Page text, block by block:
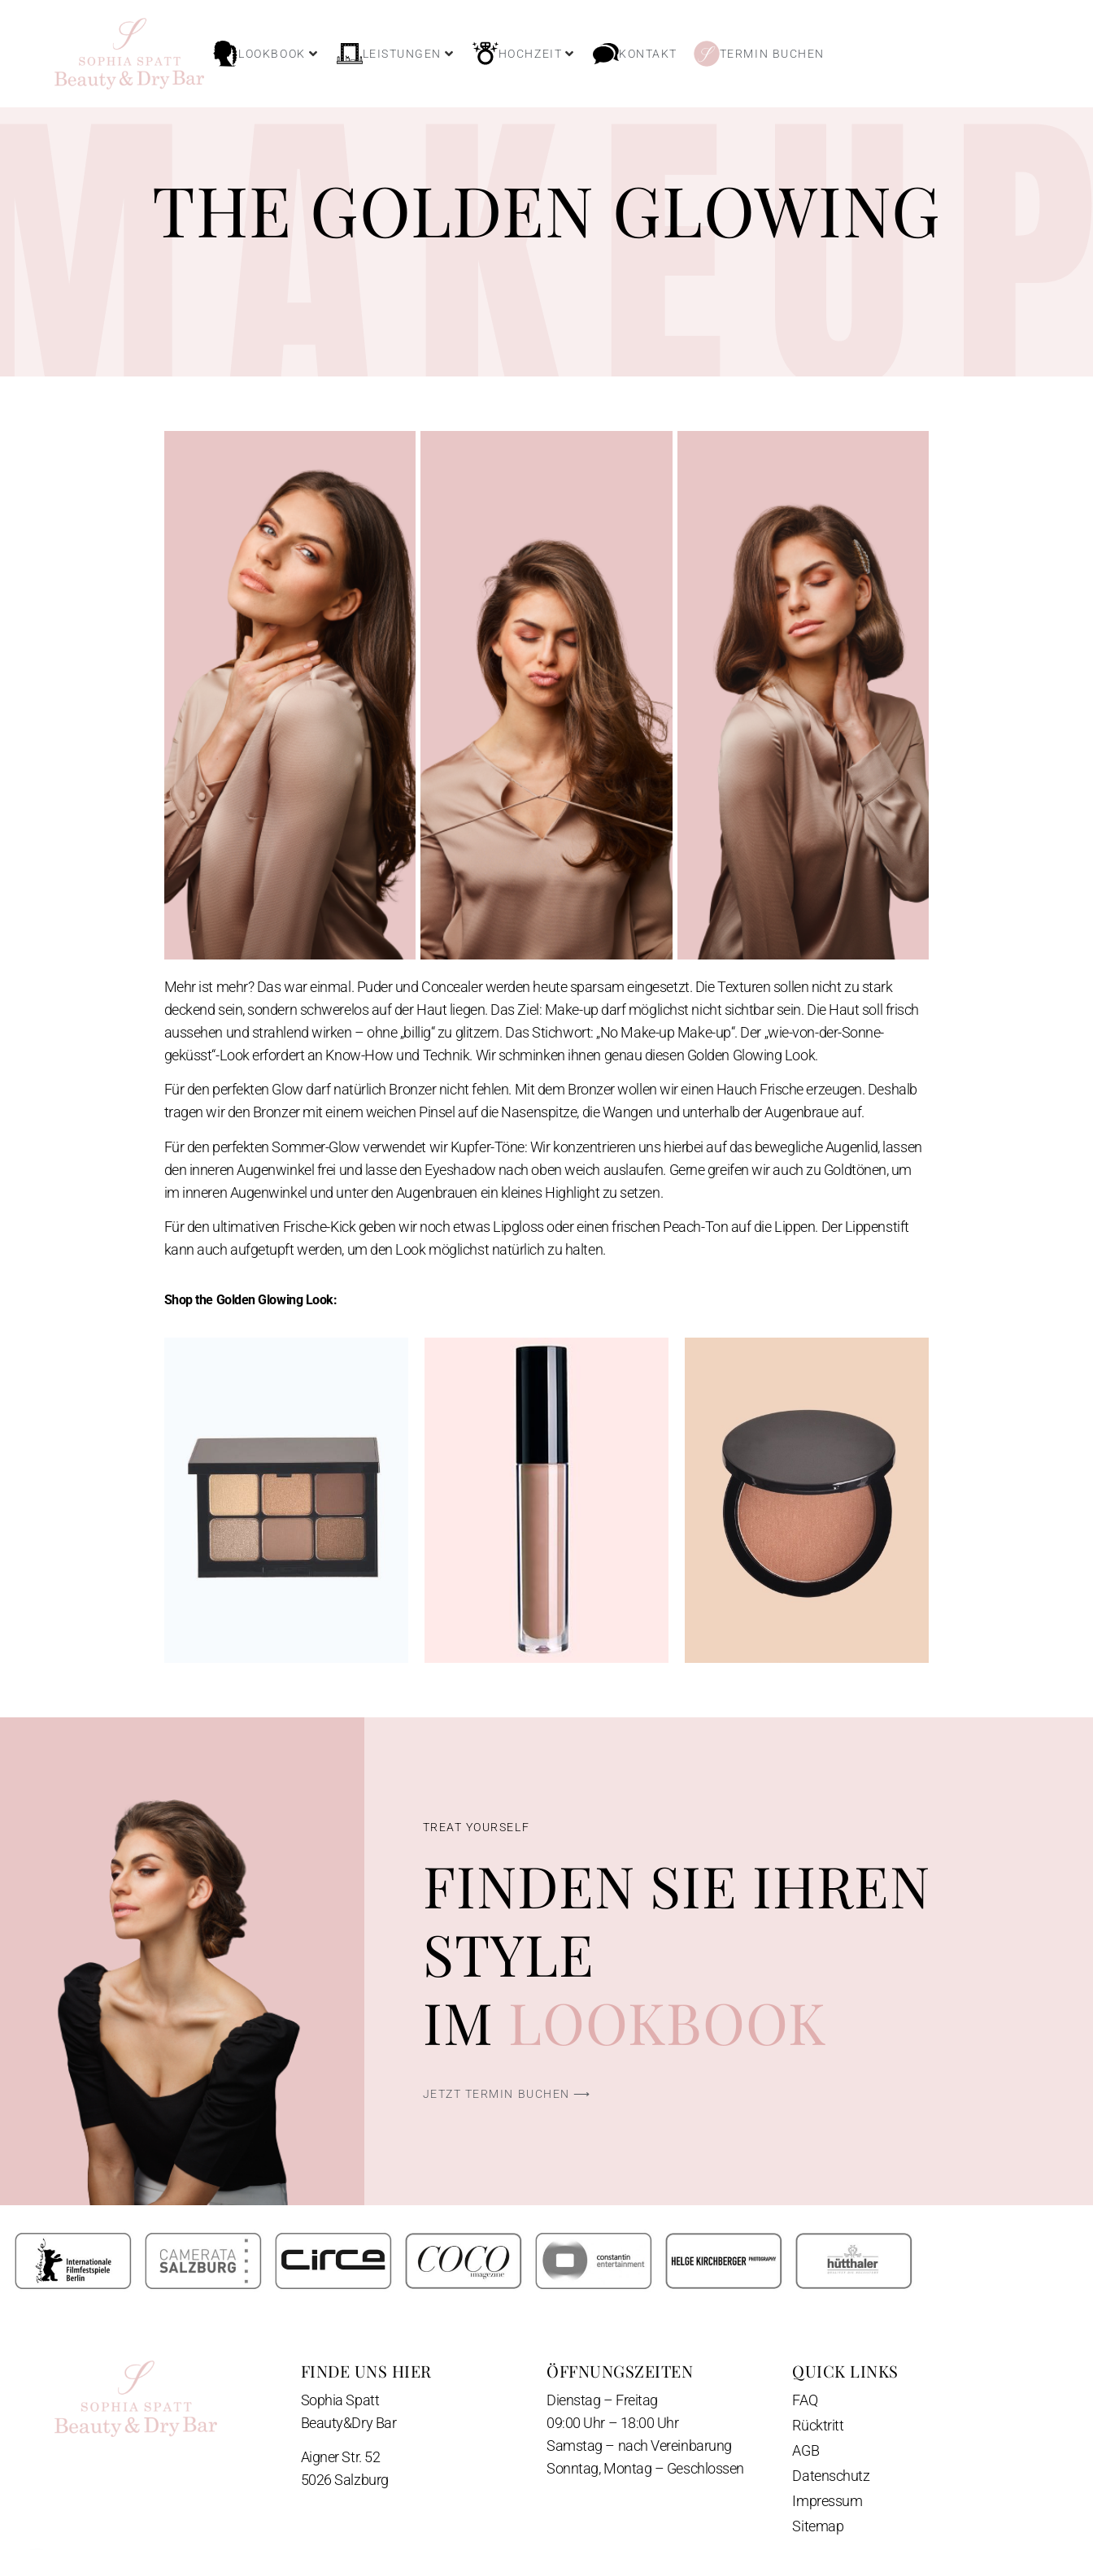
LOOKBOOK LEISTUNGEN HOCHZEIT KONTAKT TERMIN BUCHEN
THE GOLDEN GLOWING
Mehr ist mehr? Das war einmal. Puder und Concealer werden heute sparsam eingesetzt. Die Texturen sollen nicht zu stark
deckend sein, sondern schwerelos auf der Haut liegen. Das Ziel: Make-up darf möglichst nicht sichtbar sein. Die Haut soll frisch
aussehen und strahlend wirken – ohne „billig“ zu glitzern. Das Stichwort: „No Make-up Make-up“. Der „wie-von-der-Sonne-
geküsst“-Look erfordert an Know-How und Technik. Wir schminken ihnen genau diesen Golden Glowing Look.
Für den perfekten Glow darf natürlich Bronzer nicht fehlen. Mit dem Bronzer wollen wir einen Hauch Frische erzeugen. Deshalb
tragen wir den Bronzer mit einem weichen Pinsel auf die Nasenspitze, die Wangen und unterhalb der Augenbraue auf.
Für den perfekten Sommer-Glow verwendet wir Kupfer-Töne: Wir konzentrieren uns hierbei auf das bewegliche Augenlid, lassen
den inneren Augenwinkel frei und lasse den Eyeshadow nach oben weich auslaufen. Gerne greifen wir auch zu Goldtönen, um
im inneren Augenwinkel und unter den Augenbrauen ein kleines Highlight zu setzen.
Für den ultimativen Frische-Kick geben wir noch etwas Lipgloss oder einen frischen Peach-Ton auf die Lippen. Der Lippenstift
kann auch aufgetupft werden, um den Look möglichst natürlich zu halten.
Shop the Golden Glowing Look:
TREAT YOURSELF
FINDEN SIE IHREN
STYLE
IM LOOKBOOK
JETZT TERMIN BUCHEN ⟶
FINDE UNS HIER
Sophia Spatt
Beauty&Dry Bar
Aigner Str. 52
5026 Salzburg
ÖFFNUNGSZEITEN
Dienstag – Freitag
09:00 Uhr – 18:00 Uhr
Samstag – nach Vereinbarung
Sonntag, Montag – Geschlossen
QUICK LINKS
FAQ
Rücktritt
AGB
Datenschutz
Impressum
Sitemap